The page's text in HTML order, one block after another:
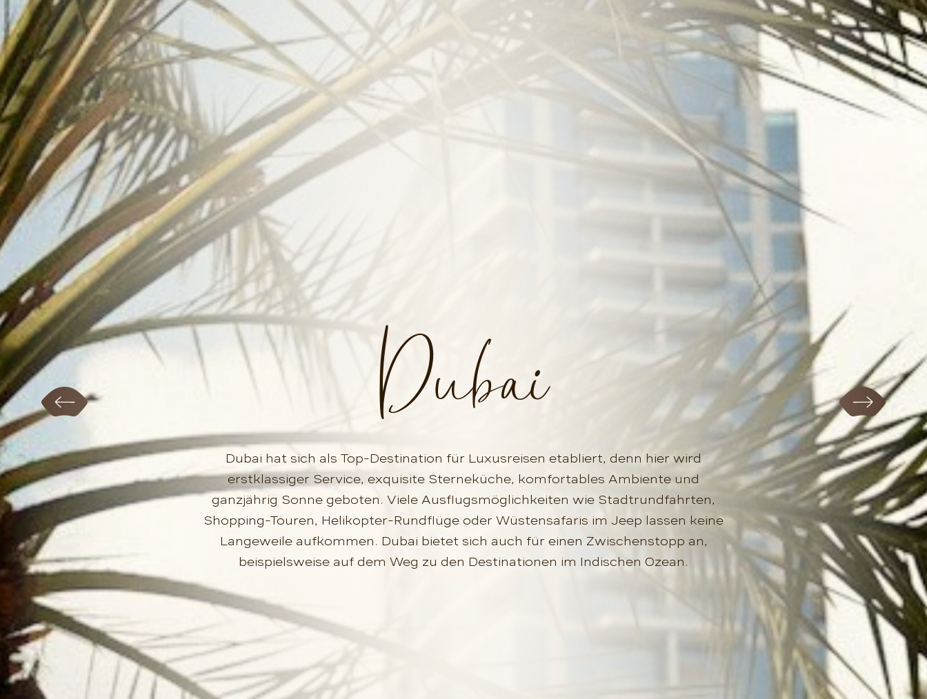
Dubai
Dubai hat sich als Top-Destination für Luxusreisen etabliert, denn hier wird
erstklassiger Service, exquisite Sterneküche, komfortables Ambiente und
ganzjährig Sonne geboten. Viele Ausflugsmöglichkeiten wie Stadtrundfahrten,
Shopping-Touren, Helikopter-Rundflüge oder Wüstensafaris im Jeep lassen keine
Langeweile aufkommen. Dubai bietet sich auch für einen Zwischenstopp an,
beispielsweise auf dem Weg zu den Destinationen im Indischen Ozean.